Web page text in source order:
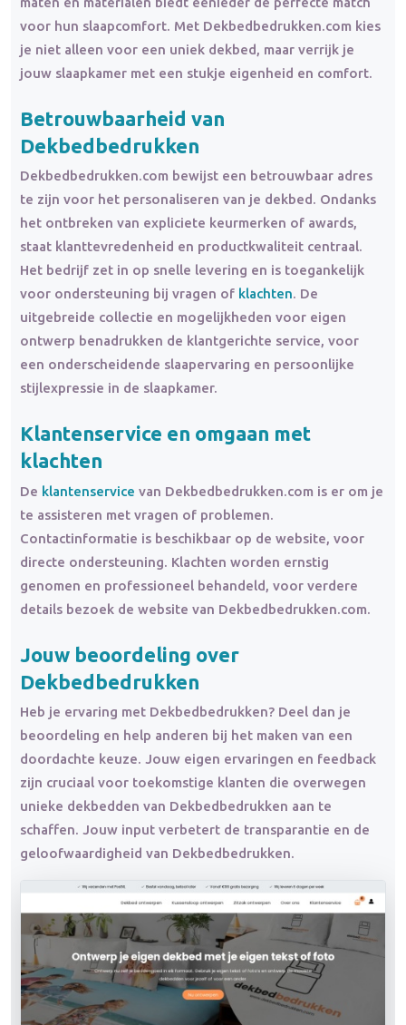
voor hun slaapcomfort. Met Dekbedbedrukken.com kies
je niet alleen voor een uniek dekbed, maar verrijk je
jouw slaapkamer met een stukje eigenheid en comfort.
Betrouwbaarheid van
Dekbedbedrukken
Dekbedbedrukken.com bewijst een betrouwbaar adres
te zijn voor het personaliseren van je dekbed. Ondanks
het ontbreken van expliciete keurmerken of awards,
staat klanttevredenheid en productkwaliteit centraal.
Het bedrijf zet in op snelle levering en is toegankelijk
voor ondersteuning bij vragen of klachten. De
uitgebreide collectie en mogelijkheden voor eigen
ontwerp benadrukken de klantgerichte service, voor
een onderscheidende slaapervaring en persoonlijke
stijlexpressie in de slaapkamer.
Klantenservice en omgaan met
klachten
De klantenservice van Dekbedbedrukken.com is er om je
te assisteren met vragen of problemen.
Contactinformatie is beschikbaar op de website, voor
directe ondersteuning. Klachten worden ernstig
genomen en professioneel behandeld, voor verdere
details bezoek de website van Dekbedbedrukken.com.
Jouw beoordeling over
Dekbedbedrukken
Heb je ervaring met Dekbedbedrukken? Deel dan je
beoordeling en help anderen bij het maken van een
doordachte keuze. Jouw eigen ervaringen en feedback
zijn cruciaal voor toekomstige klanten die overwegen
unieke dekbedden van Dekbedbedrukken aan te
schaffen. Jouw input verbetert de transparantie en de
geloofwaardigheid van Dekbedbedrukken.